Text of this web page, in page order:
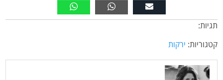
תגיות:
קטגוריות: ירקות